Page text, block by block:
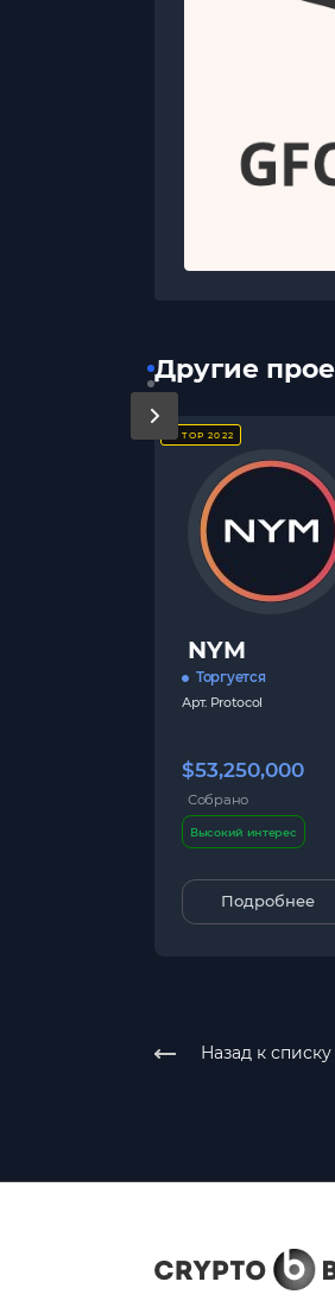
Другие
★ TOP 2022
NYM
Торгуется
Арт. Protocol
$53,250,000
Собрано
Высокий интерес
Подробнее
Назад к списку